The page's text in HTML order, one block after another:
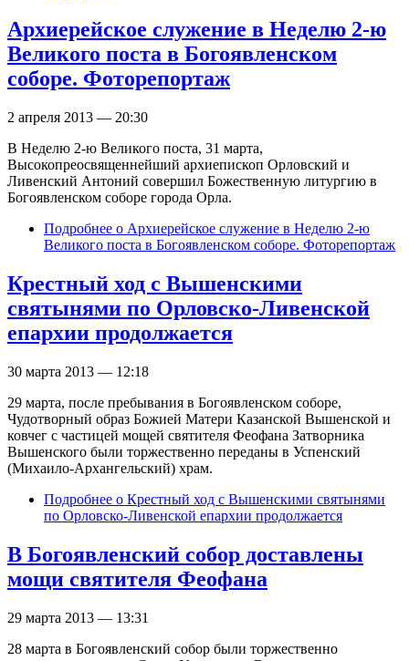
Архиерейское служение в Неделю 2-ю
Великого поста в Богоявленском
соборе. Фоторепортаж
2 апреля 2013 — 20:30
В Неделю 2-ю Великого поста, 31 марта,
Высокопреосвященнейший архиепископ Орловский и
Ливенский Антоний совершил Божественную литургию в
Богоявленском соборе города Орла.
Подробнее о Архиерейское служение в Неделю 2-ю
Великого поста в Богоявленском соборе. Фоторепортаж
Крестный ход с Вышенскими
святынями по Орловско-Ливенской
епархии продолжается
30 марта 2013 — 12:18
29 марта, после пребывания в Богоявленском соборе,
Чудотворный образ Божией Матери Казанской Вышенской и
ковчег с частицей мощей святителя Феофана Затворника
Вышенского были торжественно переданы в Успенский
(Михаило-Архангельский) храм.
Подробнее о Крестный ход с Вышенскими святынями
по Орловско-Ливенской епархии продолжается
В Богоявленский собор доставлены
мощи святителя Феофана
29 марта 2013 — 13:31
28 марта в Богоявленский собор были торжественно